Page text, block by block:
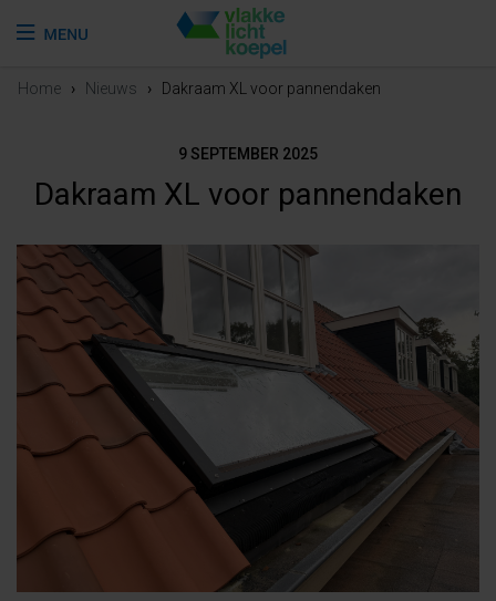
Home › Nieuws › Dakraam XL voor pannendaken
9 SEPTEMBER 2025
Dakraam XL voor pannendaken